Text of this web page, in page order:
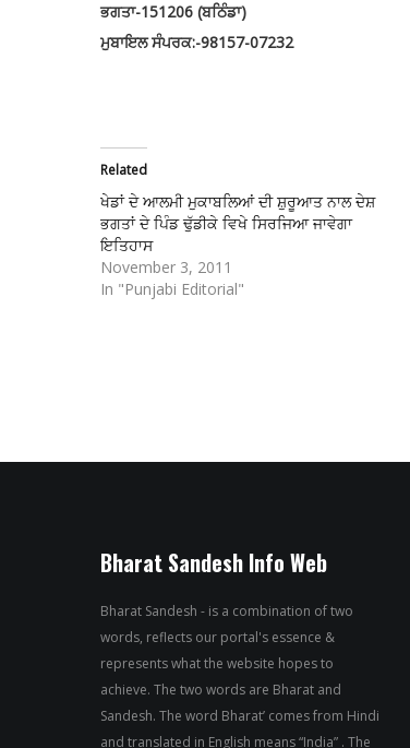
ਭਗਤਾ-151206 (ਬਠਿੰਡਾ)
ਮੁਬਾਇਲ ਸੰਪਰਕ:-98157-07232
Related
ਖੇਡਾਂ ਦੇ ਆਲਮੀ ਮੁਕਾਬਲਿਆਂ ਦੀ ਸ਼ੁਰੂਆਤ ਨਾਲ ਦੇਸ਼
ਭਗਤਾਂ ਦੇ ਪਿੰਡ ਢੁੱਡੀਕੇ ਵਿਖੇ ਸਿਰਜਿਆ ਜਾਵੇਗਾ
ਇਤਿਹਾਸ
November 3, 2011
In "Punjabi Editorial"
Bharat Sandesh Info Web
Bharat Sandesh - is a combination of two
words, reflects our portal's essence &
represents what the website hopes to
achieve. The two words are Bharat and
Sandesh. The word Bharat’ comes from Hindi
and translated in English means “India” . The